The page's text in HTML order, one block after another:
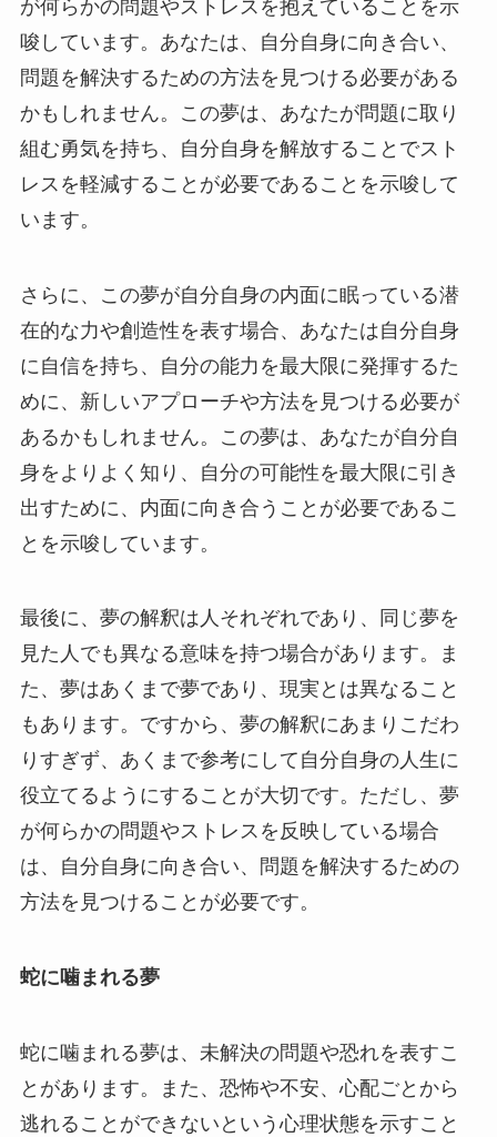
が何らかの問題やストレスを抱えていることを示
唆しています。あなたは、自分自身に向き合い、
問題を解決するための方法を見つける必要がある
かもしれません。この夢は、あなたが問題に取り
組む勇気を持ち、自分自身を解放することでスト
レスを軽減することが必要であることを示唆して
います。
さらに、この夢が自分自身の内面に眠っている潜
在的な力や創造性を表す場合、あなたは自分自身
に自信を持ち、自分の能力を最大限に発揮するた
めに、新しいアプローチや方法を見つける必要が
あるかもしれません。この夢は、あなたが自分自
身をよりよく知り、自分の可能性を最大限に引き
出すために、内面に向き合うことが必要であるこ
とを示唆しています。
最後に、夢の解釈は人それぞれであり、同じ夢を
見た人でも異なる意味を持つ場合があります。ま
た、夢はあくまで夢であり、現実とは異なること
もあります。ですから、夢の解釈にあまりこだわ
りすぎず、あくまで参考にして自分自身の人生に
役立てるようにすることが大切です。ただし、夢
が何らかの問題やストレスを反映している場合
は、自分自身に向き合い、問題を解決するための
方法を見つけることが必要です。
蛇に噛まれる夢
蛇に噛まれる夢は、未解決の問題や恐れを表すこ
とがあります。また、恐怖や不安、心配ごとから
逃れることができないという心理状態を示すこと